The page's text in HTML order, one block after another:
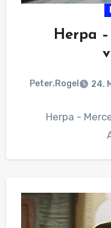
Herpa
Peter.Rogel 24.
Herpa -